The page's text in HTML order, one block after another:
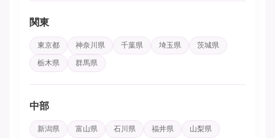
関東
東京都 神奈川県 千葉県 埼玉県
茨城県
栃木県
群馬県
中部
新潟県 富山県 石川県 福井県
山梨県